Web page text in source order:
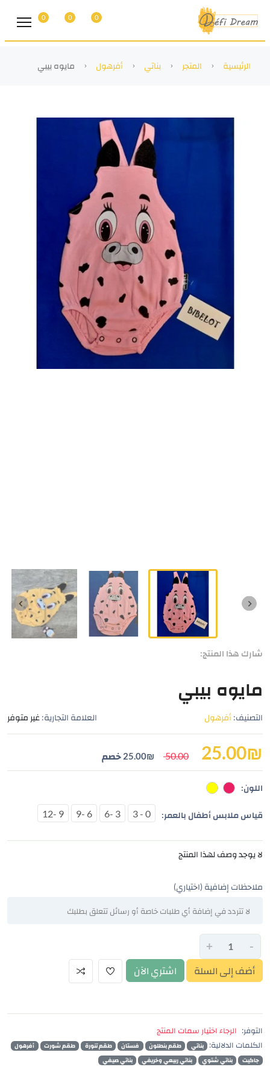
0
0
0
الرئيسية المتجر بناتي أفرهول مايوه بيبي
شارك هذا المنتج:
مايوه بيبي
التصنيف: أفرهول العلامة التجارية: غير متوفر
25.00₪
50.00
25.00₪ خصم
اللون:
قياس ملابس أطفال بالعمر: 0 - 3
3 -6
6 -9
9 -12
لا يوجد وصف لهذا المنتج
ملاحظات إضافية (اختياري)
-
+
أضف إلى السلة اشتري الآن
التوفر:
الرجاء اختيار سمات المنتج
الكلمات الدلالية:
بناتي طقم بنطلون فستان طقم تنورة طقم شورت
أفرهول
جاكيت
بناتي شتوي بناتي ربيعي وخريفي بناتي صيفي